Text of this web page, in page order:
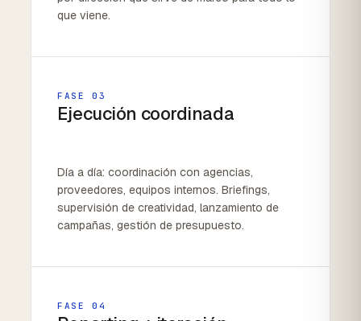
que viene.
FASE 03
Ejecución coordinada
Día a día: coordinación con agencias,
proveedores, equipos internos. Briefings,
supervisión de creatividad, lanzamiento de
campañas, gestión de presupuesto.
FASE 04